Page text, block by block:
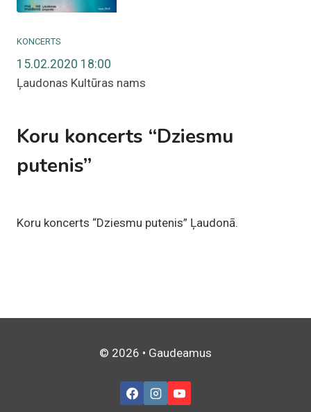
KONCERTS
15.02.2020 18:00
Ļaudonas Kultūras nams
Koru koncerts “Dziesmu
putenis”
Koru koncerts “Dziesmu putenis” Ļaudonā.
© 2026 • Gaudeamus